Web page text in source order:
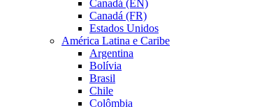
Canadá (EN)
Canadá (FR)
Estados Unidos
América Latina e Caribe
Argentina
Bolívia
Brasil
Chile
Colômbia